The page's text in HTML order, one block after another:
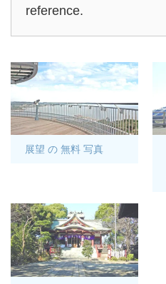
reference.
展望 の 無料 写真